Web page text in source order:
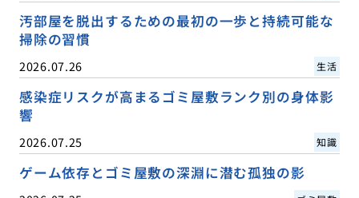
汚部屋を脱出するための最初の一歩と持続可能な
掃除の習慣
2026.07.26 生活
感染症リスクが高まるゴミ屋敷ランク別の身体影
響
2026.07.25 知識
ゲーム依存とゴミ屋敷の深淵に潜む孤独の影